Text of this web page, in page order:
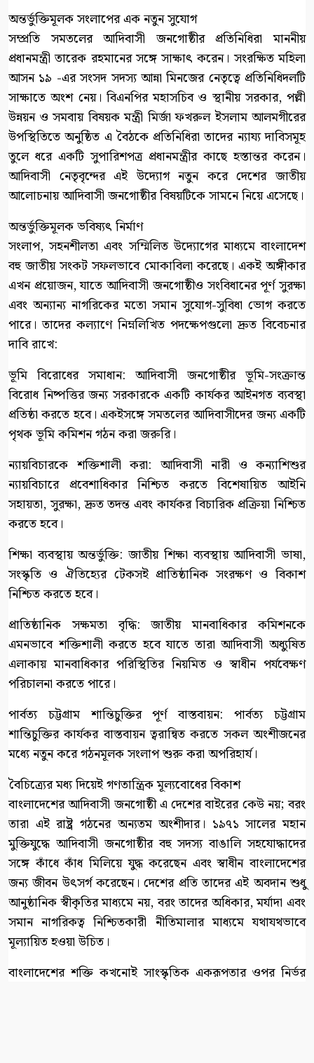
অন্তর্ভুক্তিমূলক সংলাপের এক নতুন সুযোগ
সম্প্রতি সমতলের আদিবাসী জনগোষ্ঠীর প্রতিনিধিরা মাননীয়
প্রধানমন্ত্রী তারেক রহমানের সঙ্গে সাক্ষাৎ করেন। সংরক্ষিত মহিলা
আসন ১৯ -এর সংসদ সদস্য আন্না মিনজের নেতৃত্বে প্রতিনিধিদলটি
সাক্ষাতে অংশ নেয়। বিএনপির মহাসচিব ও স্থানীয় সরকার, পল্লী
উন্নয়ন ও সমবায় বিষয়ক মন্ত্রী মির্জা ফখরুল ইসলাম আলমগীরের
উপস্থিতিতে অনুষ্ঠিত এ বৈঠকে প্রতিনিধিরা তাদের ন্যায্য দাবিসমূহ
তুলে ধরে একটি সুপারিশপত্র প্রধানমন্ত্রীর কাছে হস্তান্তর করেন।
আদিবাসী নেতৃবৃন্দের এই উদ্যোগ নতুন করে দেশের জাতীয়
আলোচনায় আদিবাসী জনগোষ্ঠীর বিষয়টিকে সামনে নিয়ে এসেছে।
অন্তর্ভুক্তিমূলক ভবিষ্যৎ নির্মাণ
সংলাপ, সহনশীলতা এবং সম্মিলিত উদ্যোগের মাধ্যমে বাংলাদেশ
বহু জাতীয় সংকট সফলভাবে মোকাবিলা করেছে। একই অঙ্গীকার
এখন প্রয়োজন, যাতে আদিবাসী জনগোষ্ঠীও সংবিধানের পূর্ণ সুরক্ষা
এবং অন্যান্য নাগরিকের মতো সমান সুযোগ-সুবিধা ভোগ করতে
পারে। তাদের কল্যাণে নিম্নলিখিত পদক্ষেপগুলো দ্রুত বিবেচনার
দাবি রাখে:
ভূমি বিরোধের সমাধান: আদিবাসী জনগোষ্ঠীর ভূমি-সংক্রান্ত
বিরোধ নিষ্পত্তির জন্য সরকারকে একটি কার্যকর আইনগত ব্যবস্থা
প্রতিষ্ঠা করতে হবে। একইসঙ্গে সমতলের আদিবাসীদের জন্য একটি
পৃথক ভূমি কমিশন গঠন করা জরুরি।
ন্যায়বিচারকে শক্তিশালী করা: আদিবাসী নারী ও কন্যাশিশুর
ন্যায়বিচারে প্রবেশাধিকার নিশ্চিত করতে বিশেষায়িত আইনি
সহায়তা, সুরক্ষা, দ্রুত তদন্ত এবং কার্যকর বিচারিক প্রক্রিয়া নিশ্চিত
করতে হবে।
শিক্ষা ব্যবস্থায় অন্তর্ভুক্তি: জাতীয় শিক্ষা ব্যবস্থায় আদিবাসী ভাষা,
সংস্কৃতি ও ঐতিহ্যের টেকসই প্রাতিষ্ঠানিক সংরক্ষণ ও বিকাশ
নিশ্চিত করতে হবে।
প্রাতিষ্ঠানিক সক্ষমতা বৃদ্ধি: জাতীয় মানবাধিকার কমিশনকে
এমনভাবে শক্তিশালী করতে হবে যাতে তারা আদিবাসী অধ্যুষিত
এলাকায় মানবাধিকার পরিস্থিতির নিয়মিত ও স্বাধীন পর্যবেক্ষণ
পরিচালনা করতে পারে।
পার্বত্য চট্টগ্রাম শান্তিচুক্তির পূর্ণ বাস্তবায়ন: পার্বত্য চট্টগ্রাম
শান্তিচুক্তির কার্যকর বাস্তবায়ন ত্বরান্বিত করতে সকল অংশীজনের
মধ্যে নতুন করে গঠনমূলক সংলাপ শুরু করা অপরিহার্য।
বৈচিত্র্যের মধ্য দিয়েই গণতান্ত্রিক মূল্যবোধের বিকাশ
বাংলাদেশের আদিবাসী জনগোষ্ঠী এ দেশের বাইরের কেউ নয়; বরং
তারা এই রাষ্ট্র গঠনের অন্যতম অংশীদার। ১৯৭১ সালের মহান
মুক্তিযুদ্ধে আদিবাসী জনগোষ্ঠীর বহু সদস্য বাঙালি সহযোদ্ধাদের
সঙ্গে কাঁধে কাঁধ মিলিয়ে যুদ্ধ করেছেন এবং স্বাধীন বাংলাদেশের
জন্য জীবন উৎসর্গ করেছেন। দেশের প্রতি তাদের এই অবদান শুধু
আনুষ্ঠানিক স্বীকৃতির মাধ্যমে নয়, বরং তাদের অধিকার, মর্যাদা এবং
সমান নাগরিকত্ব নিশ্চিতকারী নীতিমালার মাধ্যমে যথাযথভাবে
মূল্যায়িত হওয়া উচিত।
বাংলাদেশের শক্তি কখনোই সাংস্কৃতিক একরূপতার ওপর নির্ভর